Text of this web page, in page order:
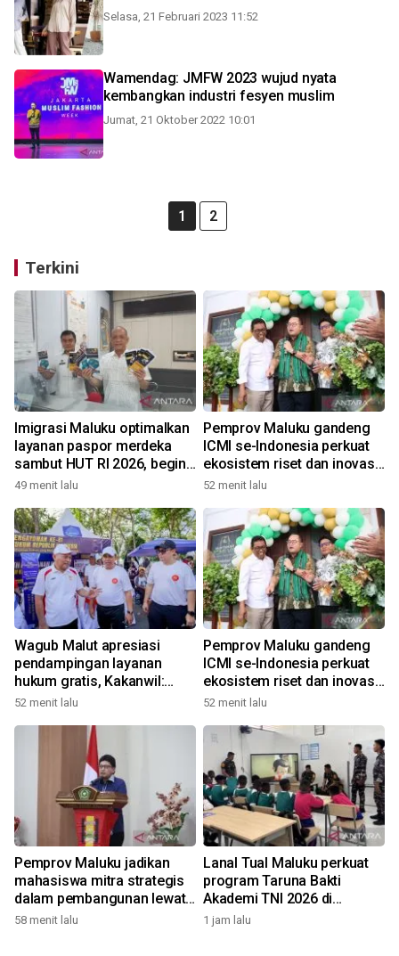
Selasa, 21 Februari 2023 11:52
Wamendag: JMFW 2023 wujud nyata
kembangkan industri fesyen muslim
Jumat, 21 Oktober 2022 10:01
1 2
Terkini
Imigrasi Maluku optimalkan
layanan paspor merdeka
sambut HUT RI 2026, begini
kata Kakanwil
49 menit lalu
Pemprov Maluku gandeng
ICMI se-Indonesia perkuat
ekosistem riset dan inovasi
daerah
52 menit lalu
Wagub Malut apresiasi
pendampingan layanan
hukum gratis, Kakanwil:
Pencatatan Hak Cipta Musik
52 menit lalu
Pemprov Maluku gandeng
ICMI se-Indonesia perkuat
ekosistem riset dan inovasi
daerah
52 menit lalu
Pemprov Maluku jadikan
mahasiswa mitra strategis
dalam pembangunan lewat
gagasan konstruktif
58 menit lalu
Lanal Tual Maluku perkuat
program Taruna Bakti
Akademi TNI 2026 di
Sekolah Rakyat
1 jam lalu